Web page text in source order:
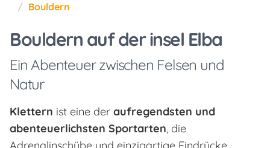
Bouldern
Bouldern auf der insel Elba
Ein Abenteuer zwischen Felsen und
Natur
Klettern ist eine der aufregendsten und
abenteuerlichsten Sportarten, die